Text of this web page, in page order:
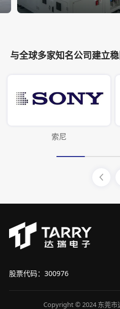
与全球多家知名公司建立
索尼
股票代码：300976
Copyright © 2024 东莞市